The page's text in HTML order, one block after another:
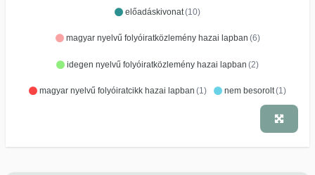
előadáskivonat(10)
magyar nyelvű folyóiratközlemény hazai lapban (6)
idegen nyelvű folyóiratközlemény hazai lapban (2)
magyar nyelvű folyóiratcikk hazai lapban (1) nem besorolt(1)